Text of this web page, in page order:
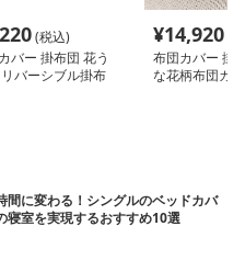
(税込)
バー 掛布団 花う
バーシブル掛布
¥14,920
布団カバー 掛
な花柄布団カ
間に変わる！シングルのベッドカバ
寝室を実現するおすすめ10選